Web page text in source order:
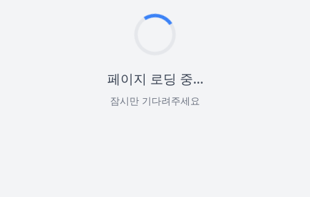
페이지 로딩 중...
잠시만 기다려주세요